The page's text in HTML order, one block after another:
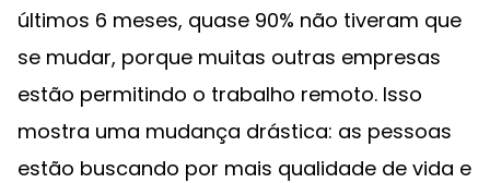
últimos 6 meses, quase 90% não tiveram que
se mudar, porque muitas outras empresas
estão permitindo o trabalho remoto. Isso
mostra uma mudança drástica: as pessoas
estão buscando por mais qualidade de vida e